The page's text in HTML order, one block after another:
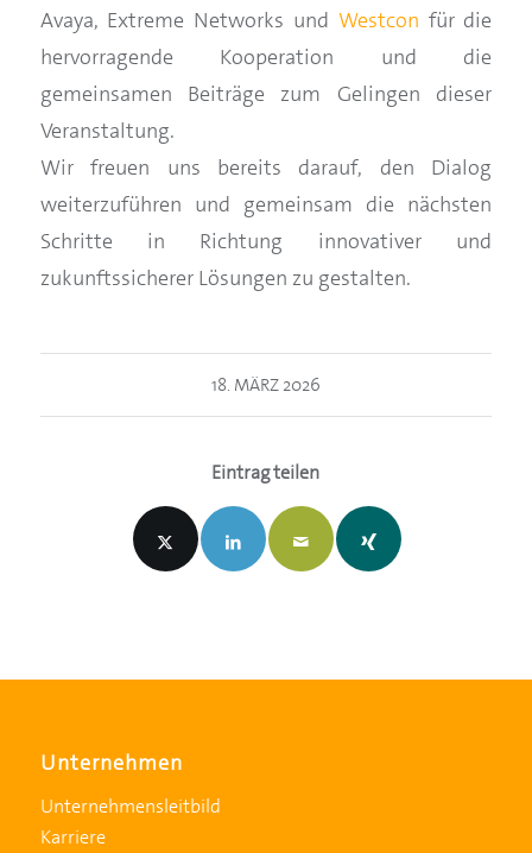
Avaya, Extreme Networks und Westcon für die
hervorragende Kooperation und die
gemeinsamen Beiträge zum Gelingen dieser
Veranstaltung.
Wir freuen uns bereits darauf, den Dialog
weiterzuführen und gemeinsam die nächsten
Schritte in Richtung innovativer und
zukunftssicherer Lösungen zu gestalten.
18. MÄRZ 2026
Eintrag teilen
Unternehmen
Unternehmensleitbild
Karriere